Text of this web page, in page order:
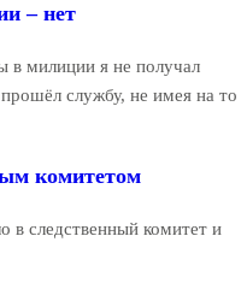
– нет
в милиции я не получал
службу, не имея на то
комитетом
в следственный комитет и